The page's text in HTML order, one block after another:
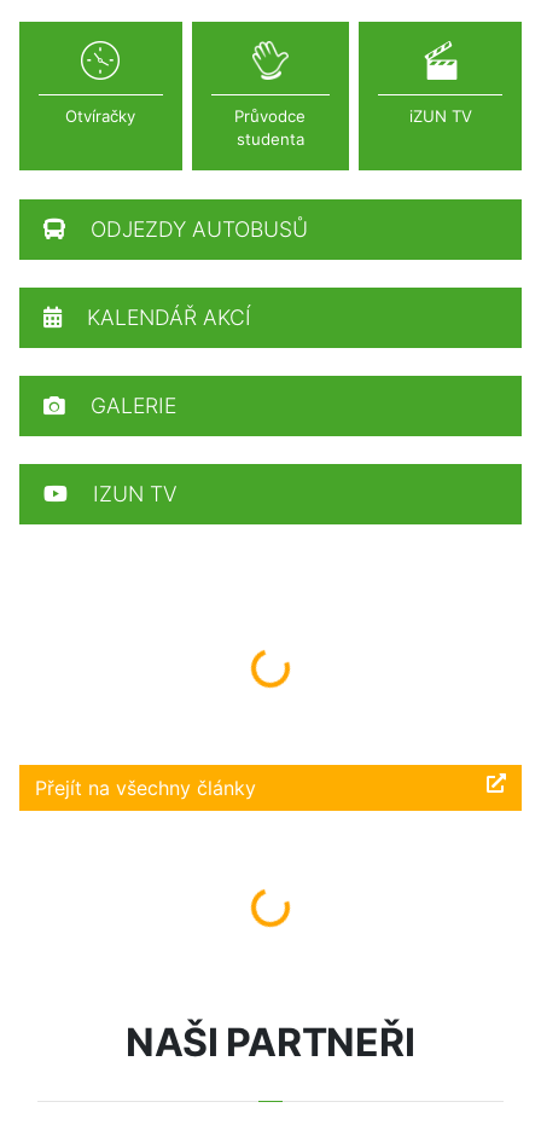
Načítám...
Přejít na všechny články
Načítám...
Otvíračky
Průvodce
studenta
iZUN TV
ODJEZDY AUTOBUSŮ
KALENDÁŘ AKCÍ
GALERIE
IZUN TV
NAŠI PARTNEŘI